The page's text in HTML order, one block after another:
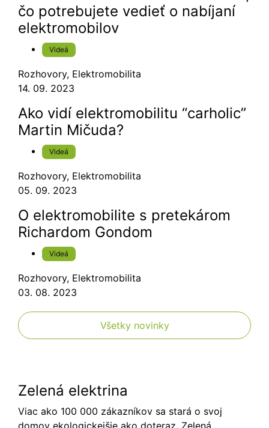
čo potrebujete vedieť o nabíjaní
elektromobilov
Videá
Rozhovory, Elektromobilita
14. 09. 2023
Ako vidí elektromobilitu “carholic”
Martin Mičuda?
Videá
Rozhovory, Elektromobilita
05. 09. 2023
O elektromobilite s pretekárom
Richardom Gondom
Videá
Rozhovory, Elektromobilita
03. 08. 2023
Všetky novinky
Zelená elektrina
Viac ako 100 000 zákazníkov sa stará o svoj
domov ekologickejšie ako doteraz. Zelená